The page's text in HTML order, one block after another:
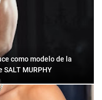
como modelo de la
SALT MURPHY